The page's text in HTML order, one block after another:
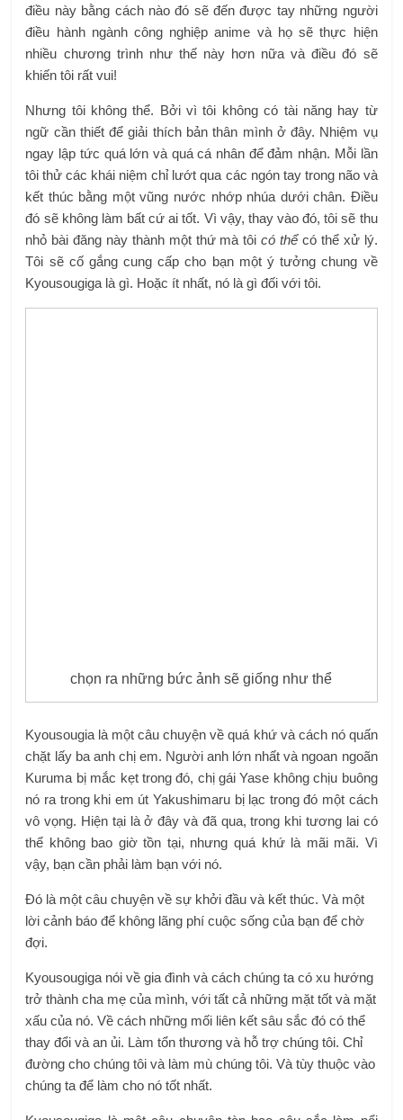
điều này bằng cách nào đó sẽ đến được tay những người
điều hành ngành công nghiệp anime và họ sẽ thực hiện
nhiều chương trình như thế này hơn nữa và điều đó sẽ
khiến tôi rất vui!
Nhưng tôi không thể. Bởi vì tôi không có tài năng hay từ
ngữ cần thiết để giải thích bản thân mình ở đây. Nhiệm vụ
ngay lập tức quá lớn và quá cá nhân để đảm nhận. Mỗi lần
tôi thử các khái niệm chỉ lướt qua các ngón tay trong não và
kết thúc bằng một vũng nước nhớp nhúa dưới chân. Điều
đó sẽ không làm bất cứ ai tốt. Vì vậy, thay vào đó, tôi sẽ thu
nhỏ bài đăng này thành một thứ mà tôicó thểcó thể xử lý.
Tôi sẽ cố gắng cung cấp cho bạn một ý tưởng chung về
Kyousougiga là gì. Hoặc ít nhất, nó là gì đối với tôi.
chọn ra những bức ảnh sẽ giống như thể
Kyousougia là một câu chuyện về quá khứ và cách nó quấn
chặt lấy ba anh chị em. Người anh lớn nhất và ngoan ngoãn
Kuruma bị mắc kẹt trong đó, chị gái Yase không chịu buông
nó ra trong khi em út Yakushimaru bị lạc trong đó một cách
vô vọng. Hiện tại là ở đây và đã qua, trong khi tương lai có
thể không bao giờ tồn tại, nhưng quá khứ là mãi mãi. Vì
vậy, bạn cần phải làm bạn với nó.
Đó là một câu chuyện về sự khởi đầu và kết thúc. Và một
lời cảnh báo để không lãng phí cuộc sống của bạn để chờ
đợi.
Kyousougiga nói về gia đình và cách chúng ta có xu hướng
trở thành cha mẹ của mình, với tất cả những mặt tốt và mặt
xấu của nó. Về cách những mối liên kết sâu sắc đó có thể
thay đổi và an ủi. Làm tổn thương và hỗ trợ chúng tôi. Chỉ
đường cho chúng tôi và làm mù chúng tôi. Và tùy thuộc vào
chúng ta để làm cho nó tốt nhất.